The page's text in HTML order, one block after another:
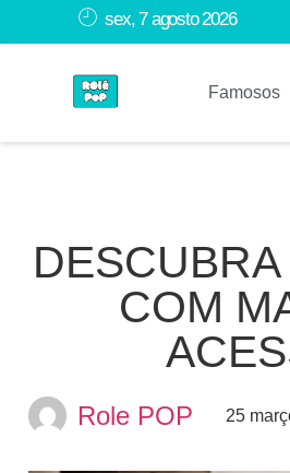
sex, 7 agosto 2026
Famosos
COM
Role POP 25